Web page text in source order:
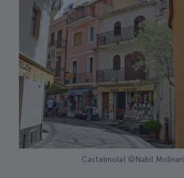
Castelmola| ©Nabil Molinari